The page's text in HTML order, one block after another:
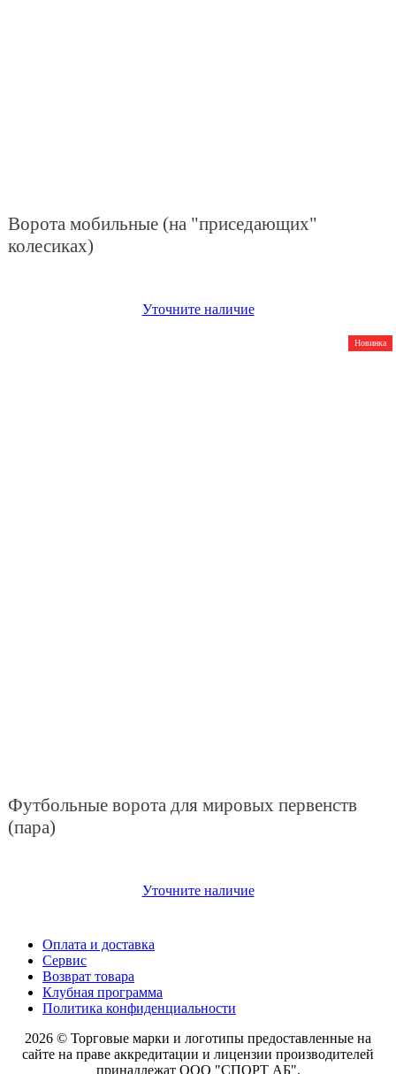
Ворота мобильные (на "приседающих"
колесиках)
Уточните наличие
Новинка
Футбольные ворота для мировых первенств
(пара)
Уточните наличие
Оплата и доставка
Сервис
Возврат товара
Клубная программа
Политика конфиденциальности
2026 © Торговые марки и логотипы предоставленные на
сайте на праве аккредитации и лицензии производителей
принадлежат ООО "СПОРТ АБ".